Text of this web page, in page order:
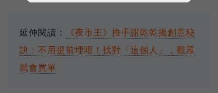
延伸閱讀：
《夜市王》推手謝乾乾揭創意秘
訣：不用提前埋哏！找對「這個人」，觀眾
就會買單